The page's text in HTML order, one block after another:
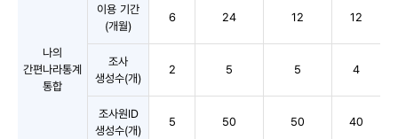
나의
간편나라통계
통합
이용 기간
(개월)
6 24 12 12
조사
생성수(개)
2 5 5 4
조사원ID
생성수(개)
5 50 50 40